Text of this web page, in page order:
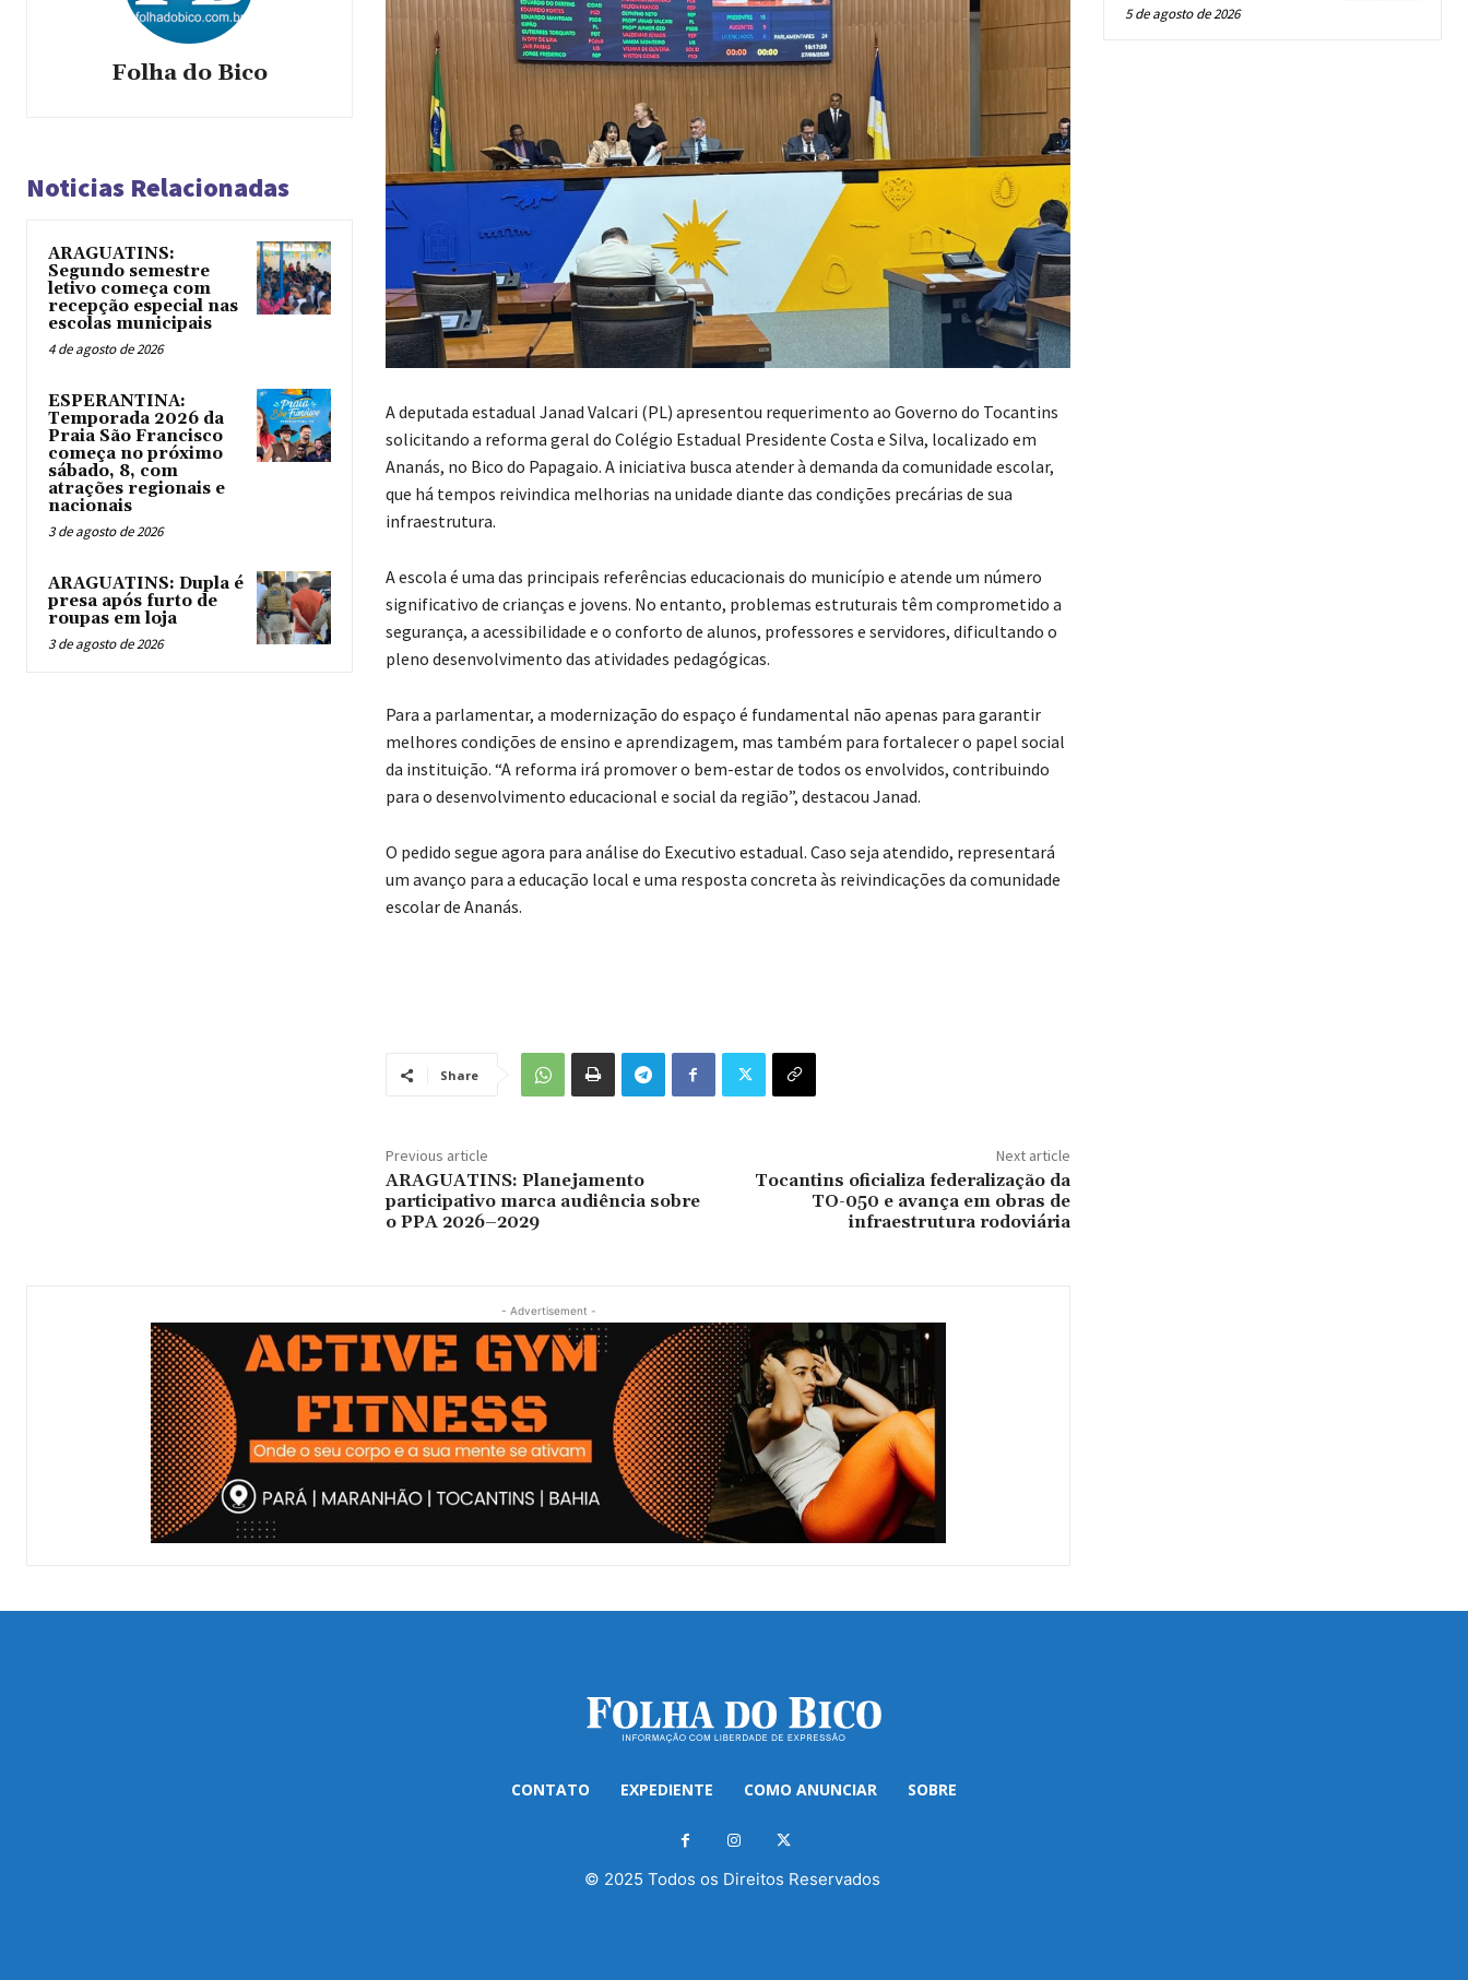
Folha do Bico
Noticias Relacionadas
ARAGUATINS:
Segundo semestre
letivo começa com
recepção especial nas
escolas municipais
4 de agosto de 2026
ESPERANTINA:
Temporada 2026 da
Praia São Francisco
começa no próximo
sábado, 8, com
atrações regionais e
nacionais
3 de agosto de 2026
ARAGUATINS: Dupla é
presa após furto de
roupas em loja
3 de agosto de 2026
A deputada estadual Janad Valcari (PL) apresentou requerimento ao Governo do Tocantins
solicitando a reforma geral do Colégio Estadual Presidente Costa e Silva, localizado em
Ananás, no Bico do Papagaio. A iniciativa busca atender à demanda da comunidade escolar,
que há tempos reivindica melhorias na unidade diante das condições precárias de sua
infraestrutura.
A escola é uma das principais referências educacionais do município e atende um número
significativo de crianças e jovens. No entanto, problemas estruturais têm comprometido a
segurança, a acessibilidade e o conforto de alunos, professores e servidores, dificultando o
pleno desenvolvimento das atividades pedagógicas.
Para a parlamentar, a modernização do espaço é fundamental não apenas para garantir
melhores condições de ensino e aprendizagem, mas também para fortalecer o papel social
da instituição. “A reforma irá promover o bem-estar de todos os envolvidos, contribuindo
para o desenvolvimento educacional e social da região”, destacou Janad.
O pedido segue agora para análise do Executivo estadual. Caso seja atendido, representará
um avanço para a educação local e uma resposta concreta às reivindicações da comunidade
escolar de Ananás.
Share
Previous article
ARAGUATINS: Planejamento
participativo marca audiência sobre
o PPA 2026–2029
Next article
Tocantins oficializa federalização da
TO-050 e avança em obras de
infraestrutura rodoviária
- Advertisement -
5 de agosto de 2026
CONTATO EXPEDIENTE COMO ANUNCIAR SOBRE
© 2025 Todos os Direitos Reservados